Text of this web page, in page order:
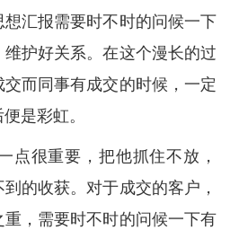
汇报需要时不时的问候一下
护好关系。在这个漫长的过
而同事有成交的时候，一定
是彩虹。
点很重要，把他抓住不放，
的收获。对于成交的客户，
，需要时不时的问候一下有